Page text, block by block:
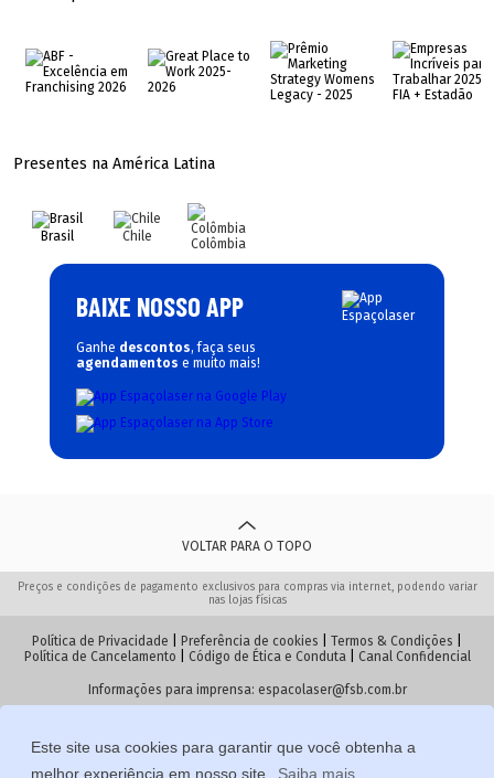
Este site usa cookies para garantir que você obtenha a
melhor experiência em nosso site.
Saiba mais
Presentes na América Latina
Brasil Chile Colômbia
BAIXE NOSSO APP
Ganhe descontos, faça seus
agendamentos e muito mais!
VOLTAR PARA O TOPO
Preços e condições de pagamento exclusivos para compras via internet, podendo variar
nas lojas físicas
Política de Privacidade Preferência de cookies Termos & Condições
Política de Cancelamento
Código de Ética e Conduta| Canal Confidencial
Informações para imprensa: espacolaser@fsb.com.br
© 2026 Espaçolaser. Todos os direitos reservados